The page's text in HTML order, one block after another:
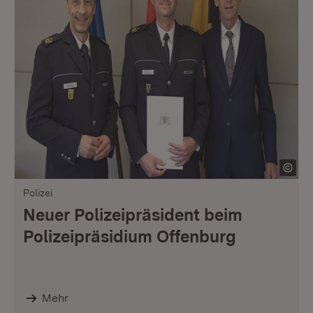
Polizei
Neuer Polizeipräsident beim
Polizeipräsidium Offenburg
Mehr